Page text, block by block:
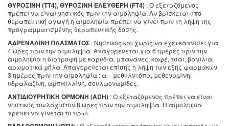
ΘΥΡΟΞΙΝΗ (ΤΤ4), ΘΥΡΟΞΙΝΗ ΕΛΕΥΘΕΡΗ (FT4) : Ο εξεταζόμενος
πρέπει να είναι νηστικός πριν την αιμοληψία. Αν βρίσκεται υπό
θεραπευτική αγωγή η αιμοληψία πρέπει να γίνει πριν τη λήψη της
προγραμματισμένης θεραπευτικής δόσης.
ΑΔΡΕΝΑΛΙΝΗ ΠΛΑΣΜΑΤΟΣ : Νηστικός και χωρίς να έχει καπνίσει για
4 ώρες πριν την αιμοληψία. Απαγορεύεται για 6 ημέρες πριν την
αιμοληψία η διατροφή με καρύδια, μπανάνες, καφέ, τσάι, βανίλια,
αρωματικά μήλα. Απαγορεύεται επίσης η λήψη των εξής φαρμάκων
3 ημέρες πριν την αιμοληψία : α – μεθυλντόπα, μεθεναμίνη,
υδραλαζίνη, αμπικιλλίνη, σουλφοναμίδες.
ΑΝΤΙΔΙΟΥΡΗΤΙΚΗ ΟΡΜΟΝΗ (ADH) : Ο εξεταζόμενος πρέπει να είναι
νηστικός τουλάχιστον 8 ώρες πριν την αιμοληψία. Η αιμοληψία
πρέπει να γίνεται το πρωί.